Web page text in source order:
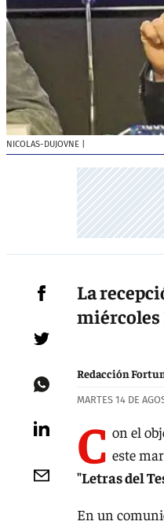
NICOLAS-DUJOVNE
La
miércoles
Redacción
MARTES 14 DE
C on el
este
"Letras del
En un